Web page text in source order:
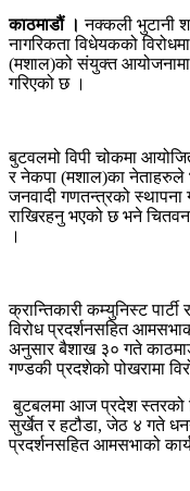
काठमाडौं । नक्कली भुटानी
नागरिकता विधेयकको
(मशाल)को संयुक्त
गरिएको छ ।
बुटवलमो विपी चोकमा
र नेकपा (मशाल)का नेताहरुले
जनवादी गणतन्त्रको स्थापना
राखिरहनु भएको छ भने
।
क्रान्तिकारी कम्युनिस्ट
विरोध प्रदर्शनसहित
अनुसार बैशाख ३० गते
गण्डकी प्रदशेको पोखरामा
बुटबलमा आज प्रदेश स्तरको
सुर्खेत र हटौडा, जेठ ४ गते
प्रदर्शनसहित आमसभाको